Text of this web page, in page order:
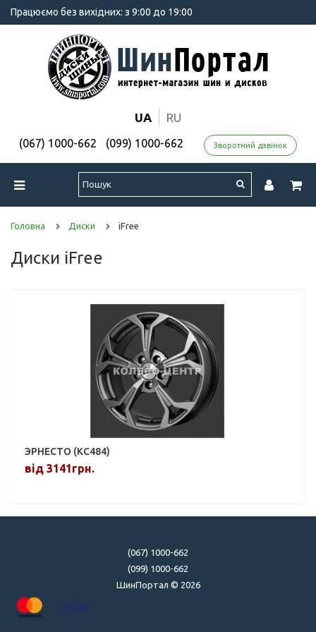
Працюємо без вихідних: з 9:00 до 19:00
UA RU
(067) 1000-662 (099) 1000-662 Зворотний дзвінок
Головна Диски iFree
Диски iFree
ЭРНЕСТО (КС484)
від 3141грн.
(067) 1000-662
(099) 1000-662
ШинПортал © 2026